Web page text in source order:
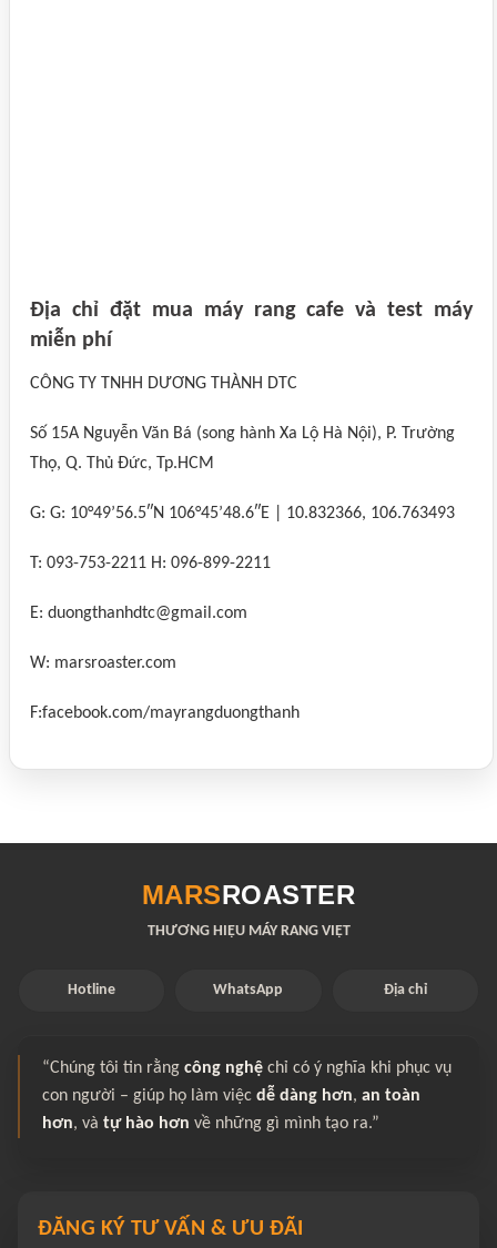
Địa chỉ đặt mua máy rang cafe và test máy
miễn phí
CÔNG TY TNHH DƯƠNG THÀNH DTC
Số 15A Nguyễn Văn Bá (song hành Xa Lộ Hà Nội), P. Trường
Thọ, Q. Thủ Đức, Tp.HCM
G: G: 10°49’56.5″N 106°45’48.6″E | 10.832366, 106.763493
T: 093-753-2211 H: 096-899-2211
E: duongthanhdtc@gmail.com
W: marsroaster.com
F:facebook.com/mayrangduongthanh
MARSROASTER
THƯƠNG HIỆU MÁY RANG VIỆT
Hotline WhatsApp Địa chỉ
“Chúng tôi tin rằng công nghệ chỉ có ý nghĩa khi phục vụ
con người – giúp họ làm việc dễ dàng hơn, an toàn
hơn, và tự hào hơn về những gì mình tạo ra.”
ĐĂNG KÝ TƯ VẤN & ƯU ĐÃI